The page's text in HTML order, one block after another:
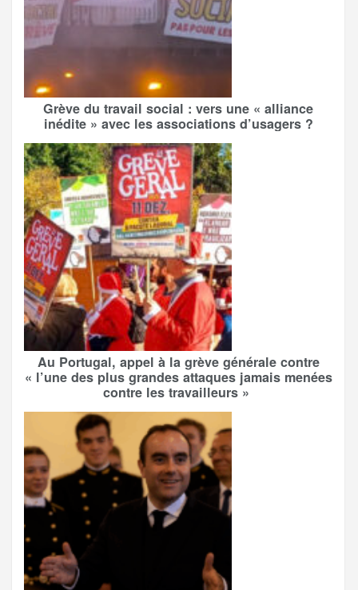
Grève du travail social : vers une « alliance
inédite » avec les associations d’usagers ?
Au Portugal, appel à la grève générale contre
« l’une des plus grandes attaques jamais menées
contre les travailleurs »